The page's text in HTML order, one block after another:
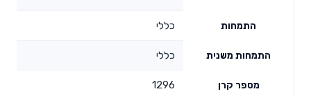
התמחות כללי
התמחות משנית כללי
מספר קרן 1296